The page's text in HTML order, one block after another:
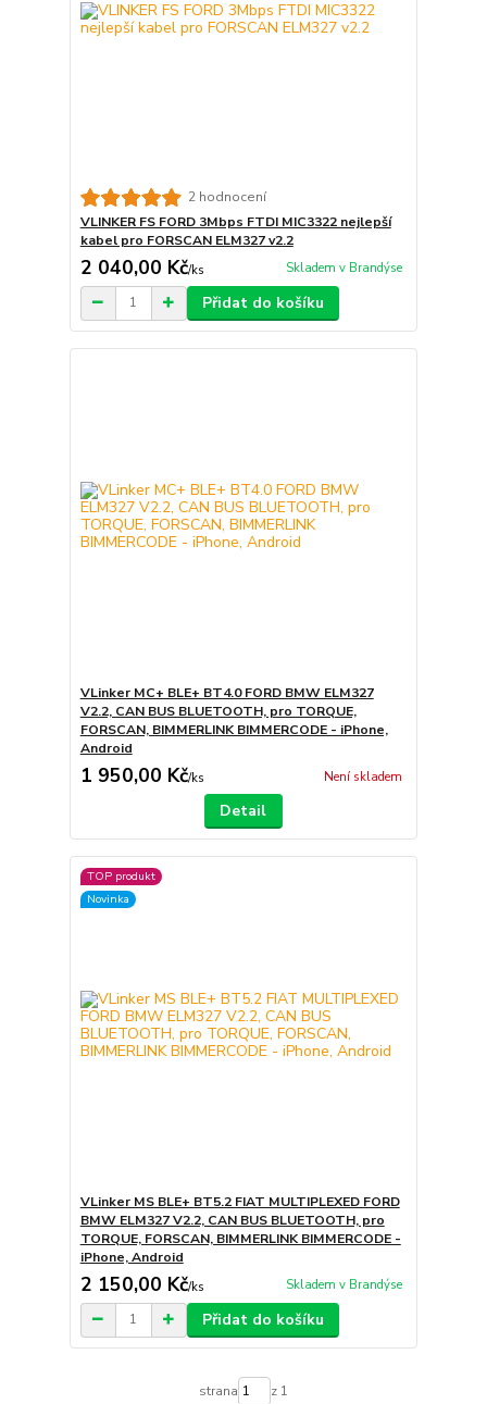
2 hodnocení
VLINKER FS FORD 3Mbps FTDI MIC3322 nejlepší
kabel pro FORSCAN ELM327 v2.2
2 040,00 Kč/ks Skladem v Brandýse
Přidat do košíku
VLinker MC+ BLE+ BT4.0 FORD BMW ELM327
V2.2, CAN BUS BLUETOOTH, pro TORQUE,
FORSCAN, BIMMERLINK BIMMERCODE - iPhone,
Android
1 950,00 Kč/ks Není skladem
Detail
TOP produkt
Novinka
VLinker MS BLE+ BT5.2 FIAT MULTIPLEXED FORD
BMW ELM327 V2.2, CAN BUS BLUETOOTH, pro
TORQUE, FORSCAN, BIMMERLINK BIMMERCODE -
iPhone, Android
2 150,00 Kč/ks Skladem v Brandýse
Přidat do košíku
strana z 1